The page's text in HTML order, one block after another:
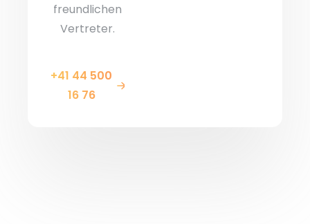
freundlichen
Vertreter.
+41 44 500
16 76